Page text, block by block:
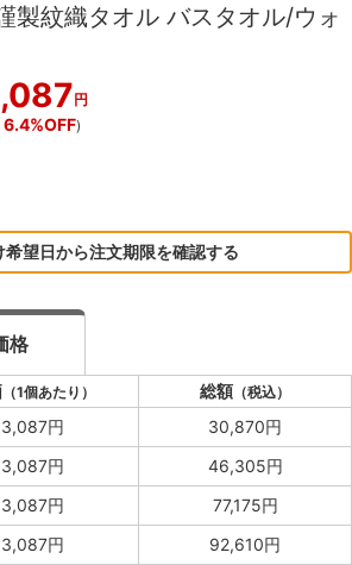
製紋織タオル バスタオル/ウォ
円
6.4%OFF)
希望日から注文期限を確認する
格
（1個あたり） 総額 （税込）
3,087円
30,870円
3,087円
46,305円
3,087円
77,175円
3,087円
92,610円